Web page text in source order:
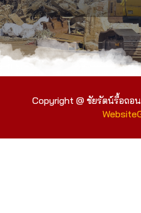
Copyright @ ชัยรัตน์รื้อถอ